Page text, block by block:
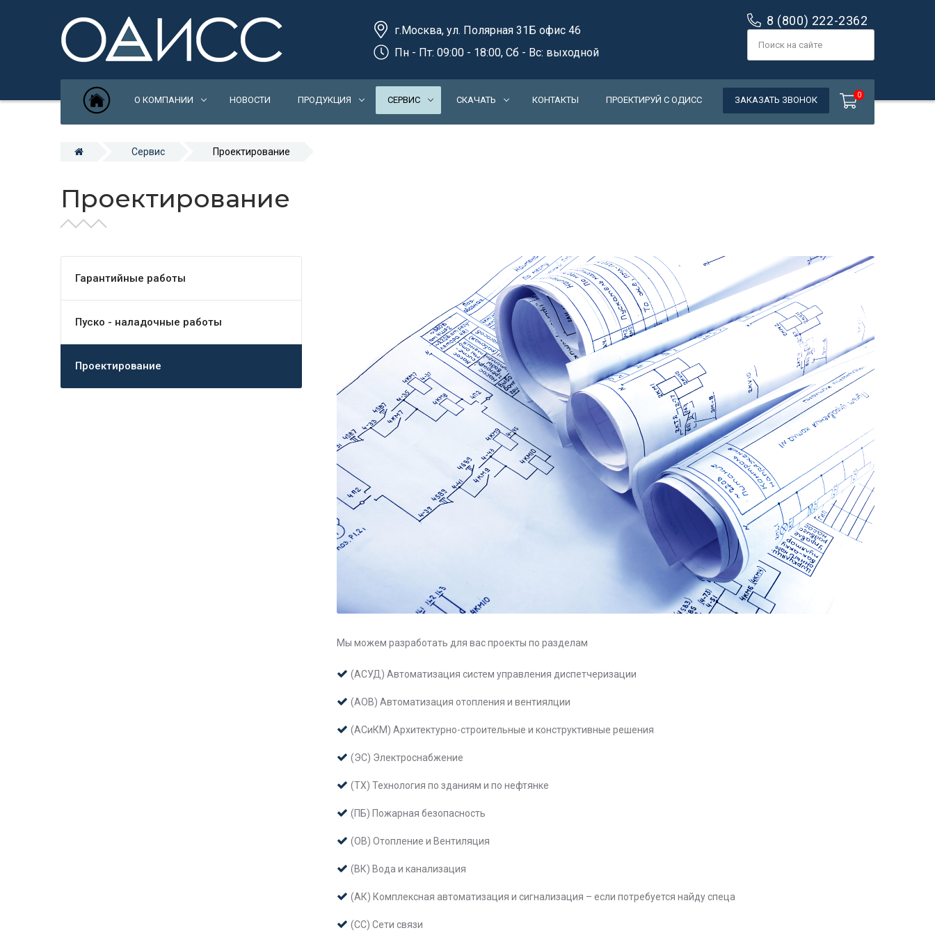
8 (800) 222-2362
г.Москва, ул. Полярная 31Б офис 46
Пн - Пт: 09:00 - 18:00, Сб - Вс: выходной
ЗАКАЗАТЬ ЗВОНОК
О КОМПАНИИ НОВОСТИ ПРОДУКЦИЯ СЕРВИС СКАЧАТЬ КОНТАКТЫ ПРОЕКТИРУЙ C ОДИСС 0
Сервис Проектирование
Проектирование
Гарантийные работы
Пуско - наладочные работы
Проектирование
Мы можем разработать для вас проекты по разделам
(АСУД) Автоматизация систем управления диспетчеризации
(АОВ) Автоматизация отопления и вентиялции
(АСиКМ) Архитектурно-строительные и конструктивные решения
(ЭС) Электроснабжение
(ТХ) Технология по зданиям и по нефтянке
(ПБ) Пожарная безопасность
(ОВ) Отопление и Вентиляция
(ВК) Вода и канализация
(АК) Комплексная автоматизация и сигнализация – если потребуется найду спеца
(СС) Сети связи